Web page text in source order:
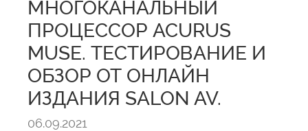
МНОГОКАНАЛЬНЫЙ
ПРОЦЕССОР ACURUS
MUSE. ТЕСТИРОВАНИЕ И
ОБЗОР ОТ ОНЛАЙН
ИЗДАНИЯ SALON AV.
06.09.2021